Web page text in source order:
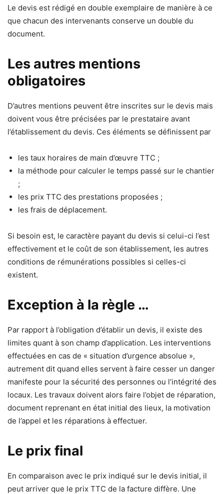
Le devis est rédigé en double exemplaire de manière à ce
que chacun des intervenants conserve un double du
document.
Les autres mentions
obligatoires
D’autres mentions peuvent être inscrites sur le devis mais
doivent vous être précisées par le prestataire avant
l’établissement du devis. Ces éléments se définissent par
les taux horaires de main d’œuvre TTC ;
la méthode pour calculer le temps passé sur le chantier
;
les prix TTC des prestations proposées ;
les frais de déplacement.
Si besoin est, le caractère payant du devis si celui-ci l’est
effectivement et le coût de son établissement, les autres
conditions de rémunérations possibles si celles-ci
existent.
Exception à la règle …
Par rapport à l’obligation d’établir un devis, il existe des
limites quant à son champ d’application. Les interventions
effectuées en cas de « situation d’urgence absolue »,
autrement dit quand elles servent à faire cesser un danger
manifeste pour la sécurité des personnes ou l’intégrité des
locaux. Les travaux doivent alors faire l’objet de réparation,
document reprenant en état initial des lieux, la motivation
de l’appel et les réparations à effectuer.
Le prix final
En comparaison avec le prix indiqué sur le devis initial, il
peut arriver que le prix TTC de la facture diffère. Une